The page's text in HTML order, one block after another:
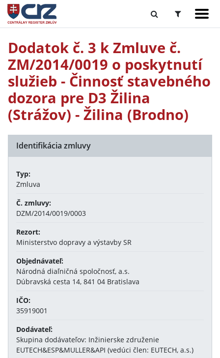
Dodatok č. 3 k Zmluve č.
ZM/2014/0019 o poskytnutí
služieb - Činnosť stavebného
dozora pre D3 Žilina
(Strážov) - Žilina (Brodno)
Identifikácia zmluvy
Typ:
Zmluva
Č. zmluvy:
DZM/2014/0019/0003
Rezort:
Ministerstvo dopravy a výstavby SR
Objednávateľ:
Národná diaľničná spoločnosť, a.s.
Dúbravská cesta 14, 841 04 Bratislava
IČO:
35919001
Dodávateľ:
Skupina dodávateľov: Inžinierske združenie
EUTECH&ESP&MULLER&API (vedúci člen: EUTECH, a.s.)